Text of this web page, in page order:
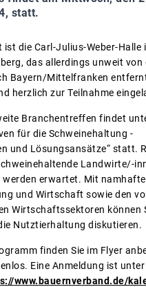
statt.
die Carl-Julius-Weber-Halle
das allerdings unweit von
Bayern/Mittelfranken
herzlich zur Teilnahme
Branchentreffen findet
für die Schweinehaltung -
und Lösungsansätze“ statt.
Landwirte/-
werden erwartet. Mit
und Wirtschaft sowie den
Wirtschaftssektoren können
Nutztierhaltung diskutieren.
finden Sie im Flyer
Eine Anmeldung ist
www.bauernverband.de/